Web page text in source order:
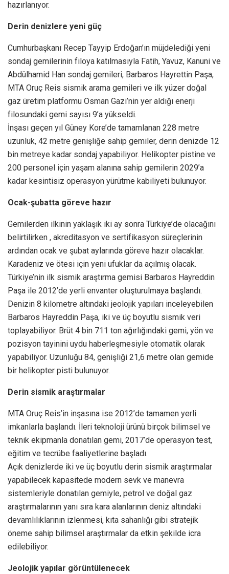
hazırlanıyor.
Derin denizlere yeni güç
Cumhurbaşkanı Recep Tayyip Erdoğan’ın müjdelediği yeni
sondaj gemilerinin filoya katılmasıyla Fatih, Yavuz, Kanuni ve
Abdülhamid Han sondaj gemileri, Barbaros Hayrettin Paşa,
MTA Oruç Reis sismik arama gemileri ve ilk yüzer doğal
gaz üretim platformu Osman Gazi’nin yer aldığı enerji
filosundaki gemi sayısı 9’a yükseldi.
İnşası geçen yıl Güney Kore’de tamamlanan 228 metre
uzunluk, 42 metre genişliğe sahip gemiler, derin denizde 12
bin metreye kadar sondaj yapabiliyor. Helikopter pistine ve
200 personel için yaşam alanına sahip gemilerin 2029’a
kadar kesintisiz operasyon yürütme kabiliyeti bulunuyor.
Ocak-şubatta göreve hazır
Gemilerden ilkinin yaklaşık iki ay sonra Türkiye’de olacağını
belirtilirken , akreditasyon ve sertifikasyon süreçlerinin
ardından ocak ve şubat aylarında göreve hazır olacaklar.
Karadeniz ve ötesi için yeni ufuklar da açılmış olacak.
Türkiye’nin ilk sismik araştırma gemisi Barbaros Hayreddin
Paşa ile 2012’de yerli envanter oluşturulmaya başlandı.
Denizin 8 kilometre altındaki jeolojik yapıları inceleyebilen
Barbaros Hayreddin Paşa, iki ve üç boyutlu sismik veri
toplayabiliyor. Brüt 4 bin 711 ton ağırlığındaki gemi, yön ve
pozisyon tayinini uydu haberleşmesiyle otomatik olarak
yapabiliyor. Uzunluğu 84, genişliği 21,6 metre olan gemide
bir helikopter pisti bulunuyor.
Derin sismik araştırmalar
MTA Oruç Reis’in inşasına ise 2012’de tamamen yerli
imkanlarla başlandı. İleri teknoloji ürünü birçok bilimsel ve
teknik ekipmanla donatılan gemi, 2017’de operasyon test,
eğitim ve tecrübe faaliyetlerine başladı.
Açık denizlerde iki ve üç boyutlu derin sismik araştırmalar
yapabilecek kapasitede modern sevk ve manevra
sistemleriyle donatılan gemiyle, petrol ve doğal gaz
araştırmalarının yanı sıra kara alanlarının deniz altındaki
devamlılıklarının izlenmesi, kıta sahanlığı gibi stratejik
öneme sahip bilimsel araştırmalar da etkin şekilde icra
edilebiliyor.
Jeolojik yapılar görüntülenecek